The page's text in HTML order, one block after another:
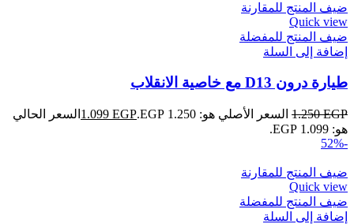
ضيف المنتج للمقارنة
Quick view
ضيف المنتج للمفضلة
إضافة إلى السلة
طيارة درون D13 مع خاصية الانقلاب
1.250EGP السعر الأصلي هو: 1.250 EGP. 1.099 EGP
السعر الحالي
هو: 1.099 EGP.
-52%
ضيف المنتج للمقارنة
Quick view
ضيف المنتج للمفضلة
إضافة إلى السلة